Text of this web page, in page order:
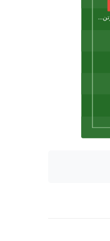
بروك نورتن كافي